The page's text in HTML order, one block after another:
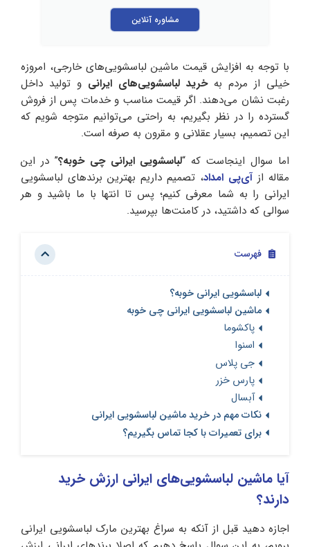
مشاوره آنلاین
با توجه به افزایش قیمت ماشین لباسشویی‌های خارجی، امروزه
خیلی از مردم به خرید لباسشویی‌های ایرانی و تولید داخل
رغبت نشان می‌دهند. اگر قیمت مناسب و خدمات پس از فروش
گسترده را در نظر بگیریم، به راحتی می‌توانیم متوجه شویم که
این تصمیم، بسیار عقلانی و مقرون به صرفه است.
اما سوال اینجاست که “لباسشویی ایرانی چی خوبه؟” در این
مقاله از آی‌پی امداد، تصمیم داریم بهترین برندهای لباسشویی
ایرانی را به شما معرفی کنیم؛ پس تا انتها با ما باشید و هر
سوالی که داشتید، در کامنت‌ها بپرسید.
فهرست
لباسشویی ایرانی خوبه؟
ماشین لباسشویی ایرانی چی خوبه
پاکشوما
اسنوا
جی پلاس
پارس خزر
آبسال
نکات مهم در خرید ماشین لباسشویی ایرانی
برای تعمیرات با کجا تماس بگیریم؟
آیا ماشین لباسشویی‌های ایرانی ارزش خرید
دارند؟
اجازه دهید قبل از آنکه به سراغ بهترین مارک لباسشویی ایرانی